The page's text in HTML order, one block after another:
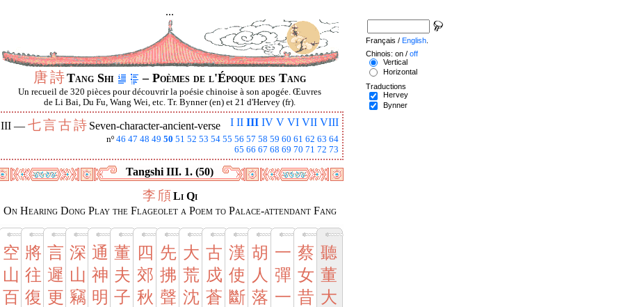
...
唐詩Tang Shi – Poèmes de l'Époque des Tang
Un recueil de 320 pièces pour découvrir la poésie chinoise à son apogée. Œuvres
de Li Bai, Du Fu, Wang Wei, etc. Tr. Bynner (en) et 21 d'Hervey (fr).
I II III IV V VI VII VIII
III — 七言古詩 Seven-character-ancient-verse
nº 46 47 48 49 50 51 52 53 54 55 56 57 58 59 60 61 62 63 64
65 66 67 68 69 70 71 72 73
Tangshi III. 1. (50)
李 頎 Li Qi
On Hearing Dong Play the Flageolet a Poem to Palace-attendant Fang
空
山
百
將
往
復
言
遲
更
深
山
竊
通
神
明
董
夫
子
四
郊
秋
先
拂
聲
大
荒
沈
古
戍
蒼
漢
使
斷
胡
人
落
一
彈
一
蔡
女
昔
聽
董
大
Français / English
Chinois: on / off
Vertical
Horizontal
Traductions
Hervey
Bynner